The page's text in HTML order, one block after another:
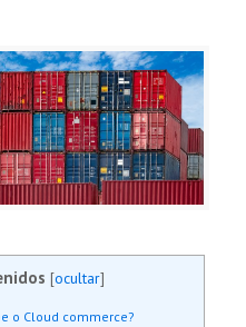
[ocultar]
o Cloud commerce?